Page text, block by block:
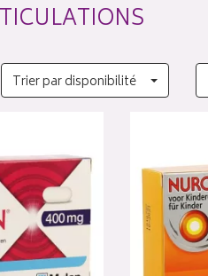
Trier par disponibilité